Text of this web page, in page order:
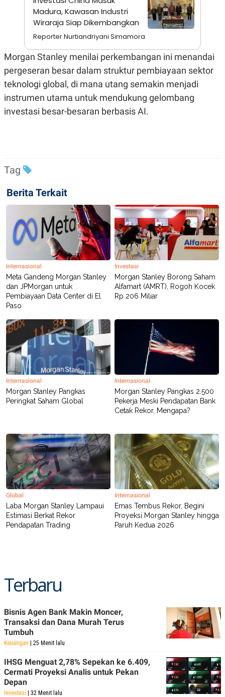
O
N
T
A
T
I
P
S
U
K
N
T
A
C
D
M
Y
P
S
S
L
A
E
.
I
D
L
A
G
G
N
A
N
C
E
A
K
K
I
E
R
A
E
M
I
T
N
P
E
R
E
R
T
I
S
I
N
G
K
G
M
D
SITEMAPPROFILETERM
PEDOMAN
SIBER
PRIVACY
POLICY
Madura, Kawasan Industri
Wiraraja Siap Dikembangkan
Reporter Nurtiandriyani Simamora
Morgan Stanley menilai perkembangan ini menandai
pergeseran besar dalam struktur pembiayaan sektor
teknologi global, di mana utang semakin menjadi
instrumen utama untuk mendukung gelombang
investasi besar-besaran berbasis AI.
Tag
Berita Terkait
Internasional
Meta Gandeng Morgan Stanley
dan JPMorgan untuk
Pembiayaan Data Center di El
Paso
Investasi
Morgan Stanley Borong Saham
Alfamart (AMRT), Rogoh Kocek
Rp 206 Miliar
Internasional
Morgan Stanley Pangkas
Peringkat Saham Global
Internasional
Morgan Stanley Pangkas 2.500
Pekerja Meski Pendapatan Bank
Cetak Rekor, Mengapa?
Global
Laba Morgan Stanley Lampaui
Estimasi Berkat Rekor
Pendapatan Trading
Internasional
Emas Tembus Rekor, Begini
Proyeksi Morgan Stanley hingga
Paruh Kedua 2026
Terbaru
Bisnis Agen Bank Makin Moncer,
Transaksi dan Dana Murah Terus
Tumbuh
Keuangan | 25 Menit lalu
IHSG Menguat 2,78% Sepekan ke 6.409,
Cermati Proyeksi Analis untuk Pekan
Depan
Investasi | 32 Menit lalu